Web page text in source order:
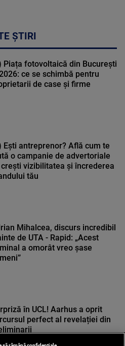
ȘTIRI
Piața fotovoltaică din București
ce se schimbă pentru
de case și firme
Ești antreprenor? Află cum te
o campanie de advertoriale
vizibilitatea și încrederea
tău
Mihalcea, discurs incredibil
de UTA - Rapid: „Acest
a omorât vreo șase
în UCL! Aarhus a oprit
perfect al revelației din